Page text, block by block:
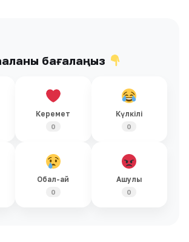
бағалаңыз
Керемет
0
Күлкілі
0
Обал-ай
0
Ашулы
0